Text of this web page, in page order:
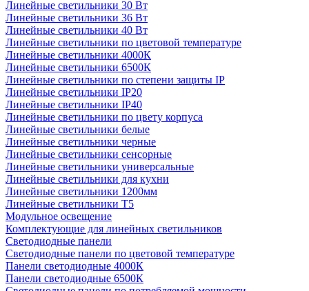
Линейные светильники 30 Вт
Линейные светильники 36 Вт
Линейные светильники 40 Вт
Линейные светильники по цветовой температуре
Линейные светильники 4000К
Линейные светильники 6500К
Линейные светильники по степени защиты IP
Линейные светильники IP20
Линейные светильники IP40
Линейные светильники по цвету корпуса
Линейные светильники белые
Линейные светильники черные
Линейные светильники сенсорные
Линейные светильники универсальные
Линейные светильники для кухни
Линейные светильники 1200мм
Линейные светильники Т5
Модульное освещение
Комплектующие для линейных светильников
Светодиодные панели
Светодиодные панели по цветовой температуре
Панели светодиодные 4000К
Панели светодиодные 6500К